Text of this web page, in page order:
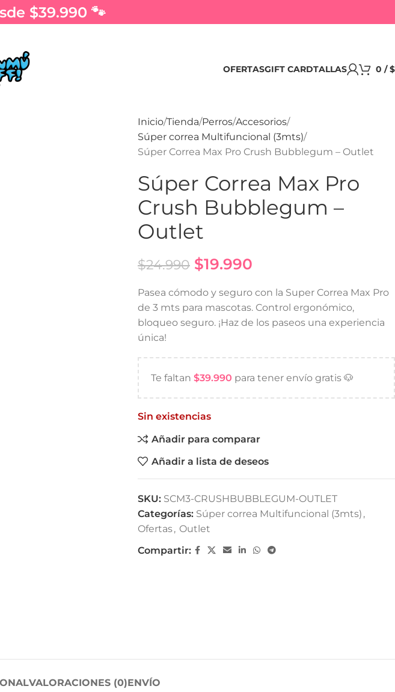
$39.990 🐾
OFERTASGIFT CARDTALLAS 0 / $
Inicio Tienda Perros Accesorios
Súper correa Multifuncional (3mts)
Súper Correa Max Pro Crush Bubblegum – Outlet
Súper Correa Max Pro
Crush Bubblegum –
Outlet
$24.990 $19.990
Pasea cómodo y seguro con la Super Correa Max Pro
de 3 mts para mascotas. Control ergonómico,
bloqueo seguro. ¡Haz de los paseos una experiencia
única!
Te faltan $39.990 para tener envío gratis 🐶
Sin existencias
Añadir para comparar
Añadir a lista de deseos
SKU: SCM3-CRUSHBUBBLEGUM-OUTLET
Categorías: Súper correa Multifuncional (3mts) ,
Ofertas, Outlet
Compartir:
VALORACIONES (0)ENVÍO